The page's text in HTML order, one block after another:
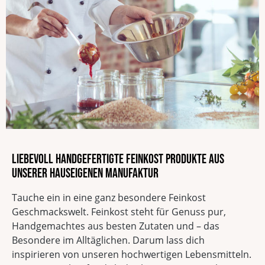
Vegan
Glutenfrei
Vegetarisch
Ohne Geschmacksverstärker
Ohne Palmöl
Laktosefrei
Liebevoll handgefertigte Feinkost Produkte aus
unserer hauseigenen Manufaktur
Tauche ein in eine ganz besondere Feinkost
Geschmackswelt. Feinkost steht für Genuss pur,
Handgemachtes aus besten Zutaten und – das
Besondere im Alltäglichen. Darum lass dich
inspirieren von unseren hochwertigen Lebensmitteln.